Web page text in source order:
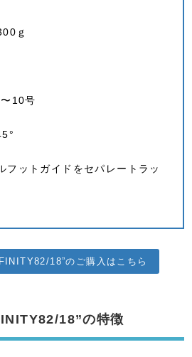
ｇ
号〜10号
フットガイドをセパレートラッ
18”のご購入はこちら
18”の特徴